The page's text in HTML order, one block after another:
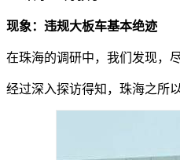
现象：违规大板车基本绝迹
在珠海的调研中，我们发现，
经过深入探访得知，珠海之所